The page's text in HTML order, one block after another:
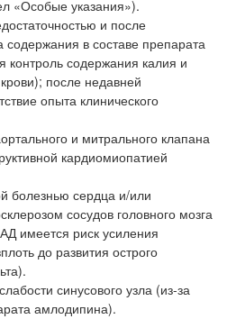
«Особые указания»).
и после
содержания в составе препарата
контроль содержания калия и
после недавней
опыта клинического
и митрального клапана
кардиомиопатией
болезнью сердца и/или
сосудов головного мозга
имеется риск усиления
до развития острого
синусового узла (из-за
амлодипина).